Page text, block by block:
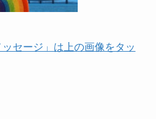
セージ」は上の画像をタッ